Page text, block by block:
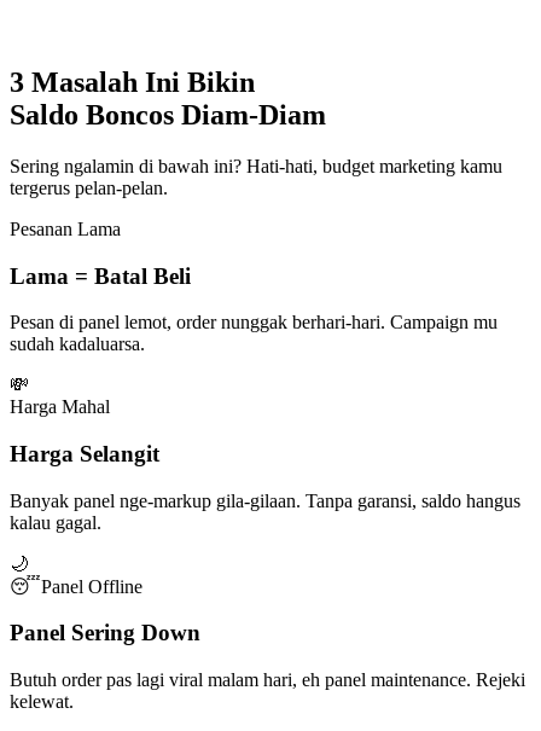
3 Masalah Ini Bikin
Saldo Boncos Diam-Diam
Sering ngalamin di bawah ini? Hati-hati, budget marketing kamu
tergerus pelan-pelan.
Pesanan Lama
Lama = Batal Beli
Pesan di panel lemot, order nunggak berhari-hari. Campaign mu
sudah kadaluarsa.
💸
Harga Mahal
Harga Selangit
Banyak panel nge-markup gila-gilaan. Tanpa garansi, saldo hangus
kalau gagal.
🌙
😴Panel Offline
Panel Sering Down
Butuh order pas lagi viral malam hari, eh panel maintenance. Rejeki
kelewat.